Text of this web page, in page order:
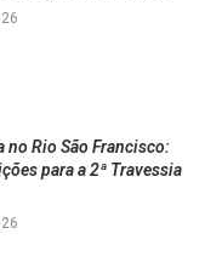
no Rio São Francisco:
para a 2ª Travessia